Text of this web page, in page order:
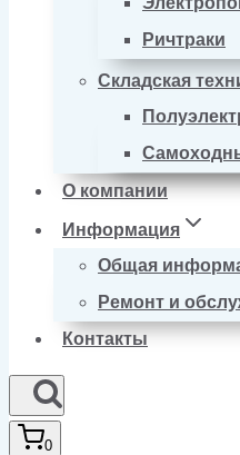
Ричтраки
Складская
О компании
Информация
Общая
Ремонт и
Контакты
0